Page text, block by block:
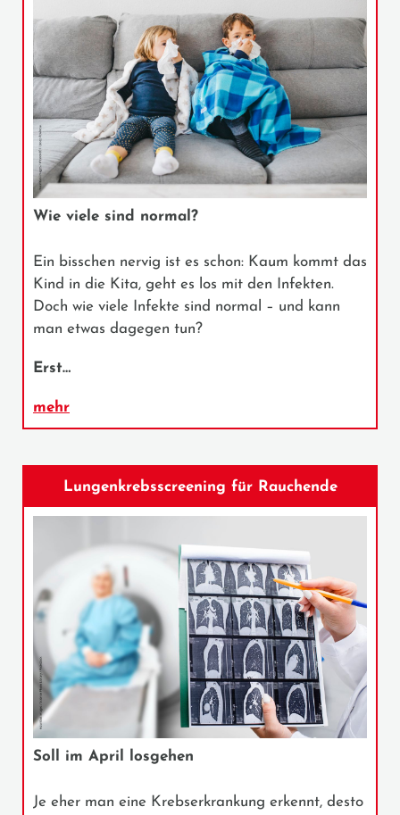
Wie viele sind normal?
Ein bisschen nervig ist es schon: Kaum kommt das
Kind in die Kita, geht es los mit den Infekten.
Doch wie viele Infekte sind normal – und kann
man etwas dagegen tun?
Erst…
mehr
Lungenkrebsscreening für Rauchende
Soll im April losgehen
Je eher man eine Krebserkrankung erkennt, desto